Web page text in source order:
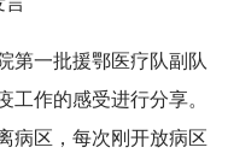
第一批援鄂医疗队副队
工作的感受进行分享。
病区，每次刚开放病区